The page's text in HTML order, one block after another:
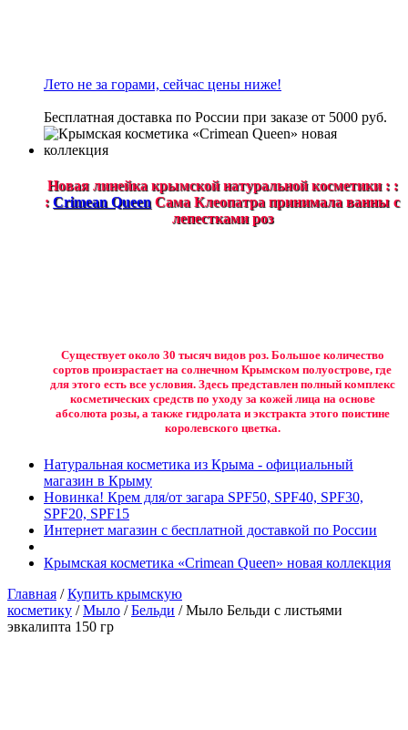
Лето не за горами, сейчас цены ниже!
Бесплатная доставка по России при заказе от 5000 руб.
Новая линейка крымской натуральной косметики : :
: Crimean Queen Сама Клеопатра принимала ванны с
лепестками роз
Существует около 30 тысяч видов роз. Большое количество
сортов произрастает на солнечном Крымском полуострове, где
для этого есть все условия. Здесь представлен полный комплекс
косметических средств по уходу за кожей лица на основе
абсолюта розы, а также гидролата и экстракта этого поистине
королевского цветка.
Натуральная косметика из Крыма - официальный
магазин в Крыму
Новинка! Крем для/от загара SPF50, SPF40, SPF30,
SPF20, SPF15
Интернет магазин с бесплатной доставкой по России
Крымская косметика «Crimean Queen» новая коллекция
Главная /Купить крымскую
косметику /Мыло /Бельди / Мыло Бельди с листьями
эвкалипта 150 гр